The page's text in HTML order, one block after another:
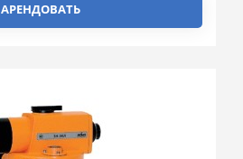
АРЕНДОВАТЬ